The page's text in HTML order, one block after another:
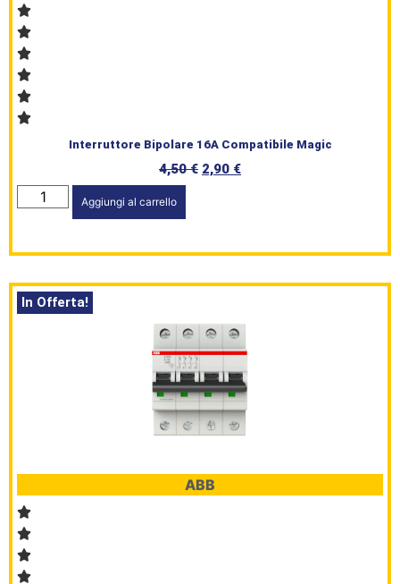
L’angolo
Prodotti
Interruttore Bipolare 16A Compatibile Magic
4,50€ 2,90 €
Aggiungi al carrello
In Offerta!
ABB